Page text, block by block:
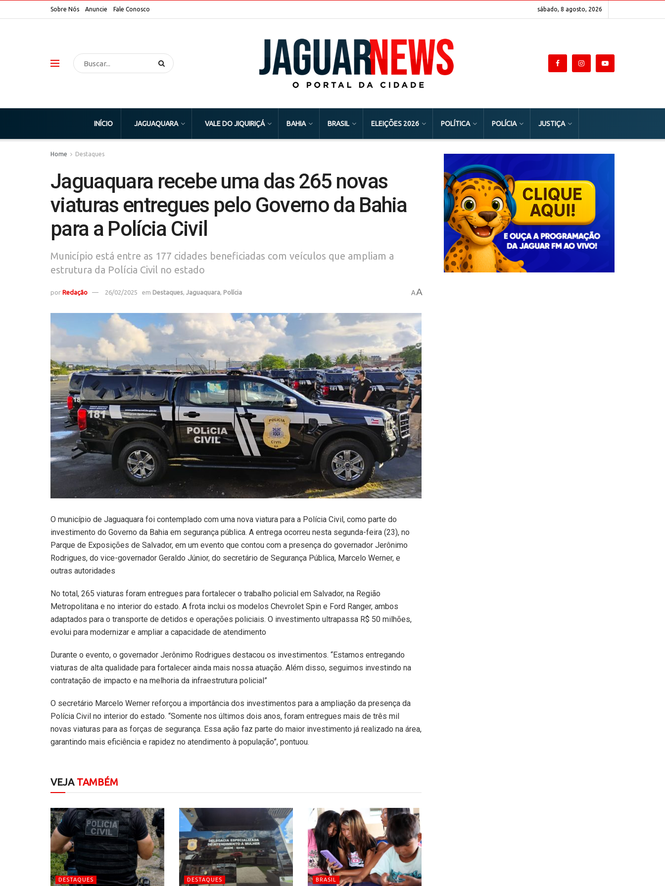
Sobre Nós Anuncie Fale Conosco sábado, 8 agosto, 2026
INÍCIO JAGUAQUARA VALE DO JIQUIRIÇÁ BAHIA BRASIL ELEIÇÕES 2026 POLÍTICA POLÍCIA JUSTIÇA
Home Destaques
Jaguaquara recebe uma das 265 novas
viaturas entregues pelo Governo da Bahia
para a Polícia Civil
Município está entre as 177 cidades beneficiadas com veículos que ampliam a
estrutura da Polícia Civil no estado
por Redação 26/02/2025 em Destaques, Jaguaquara, Polícia AA
O município de Jaguaquara foi contemplado com uma nova viatura para a Polícia Civil, como parte do
investimento do Governo da Bahia em segurança pública. A entrega ocorreu nesta segunda-feira (23), no
Parque de Exposições de Salvador, em um evento que contou com a presença do governador Jerônimo
Rodrigues, do vice-governador Geraldo Júnior, do secretário de Segurança Pública, Marcelo Werner, e
outras autoridades
No total, 265 viaturas foram entregues para fortalecer o trabalho policial em Salvador, na Região
Metropolitana e no interior do estado. A frota inclui os modelos Chevrolet Spin e Ford Ranger, ambos
adaptados para o transporte de detidos e operações policiais. O investimento ultrapassa R$ 50 milhões,
evolui para modernizar e ampliar a capacidade de atendimento
Durante o evento, o governador Jerônimo Rodrigues destacou os investimentos. “Estamos entregando
viaturas de alta qualidade para fortalecer ainda mais nossa atuação. Além disso, seguimos investindo na
contratação de impacto e na melhoria da infraestrutura policial”
O secretário Marcelo Werner reforçou a importância dos investimentos para a ampliação da presença da
Polícia Civil no interior do estado. “Somente nos últimos dois anos, foram entregues mais de três mil
novas viaturas para as forças de segurança. Essa ação faz parte do maior investimento já realizado na área,
garantindo mais eficiência e rapidez no atendimento à população”, pontuou.
VEJATAMBÉM
DESTAQUES DESTAQUES BRASIL